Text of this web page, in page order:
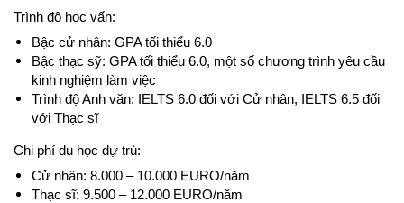
Trình độ học vấn:
Bậc cử nhân: GPA tối thiểu 6.0
Bậc thạc sỹ: GPA tối thiểu 6.0, một số chương trình yêu cầu
kinh nghiệm làm việc
Trình độ Anh văn: IELTS 6.0 đối với Cử nhân, IELTS 6.5 đối
với Thạc sĩ
Chi phí du học dự trù:
Cử nhân: 8.000 – 10.000 EURO/năm
Thạc sĩ: 9.500 – 12.000 EURO/năm